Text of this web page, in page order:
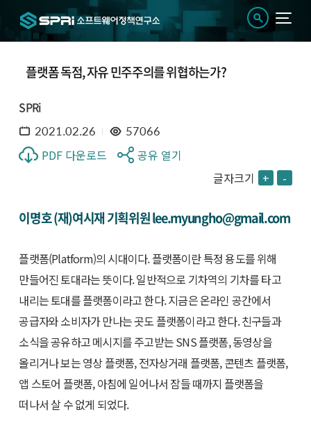
플랫폼 독점, 자유 민주주의를 위협하는가?
SPRi
2021.02.26 57066
PDF 다운로드
공유 열기
글자크기 + -
이명호 (재)여시재 기획위원 lee.myungho@gmail.com
플랫폼(Platform)의 시대이다. 플랫폼이란 특정 용도를 위해
만들어진 토대라는 뜻이다. 일반적으로 기차역의 기차를 타고
내리는 토대를 플랫폼이라고 한다. 지금은 온라인 공간에서
공급자와 소비자가 만나는 곳도 플랫폼이라고 한다. 친구들과
소식을 공유하고 메시지를 주고받는 SNS 플랫폼, 동영상을
올리거나 보는 영상 플랫폼, 전자상거래 플랫폼, 콘텐츠 플랫폼,
앱 스토어 플랫폼, 아침에 일어나서 잠들 때까지 플랫폼을
떠나서 살 수 없게 되었다.